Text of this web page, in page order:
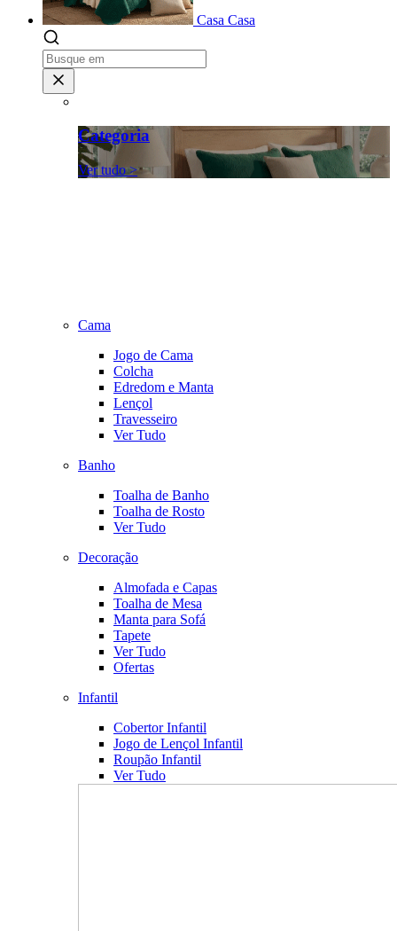
Casa Casa
Categoria
Ver tudo >
Cama
Jogo de Cama
Colcha
Edredom e Manta
Lençol
Travesseiro
Ver Tudo
Banho
Toalha de Banho
Toalha de Rosto
Ver Tudo
Decoração
Almofada e Capas
Toalha de Mesa
Manta para Sofá
Tapete
Ver Tudo
Ofertas
Infantil
Cobertor Infantil
Jogo de Lençol Infantil
Roupão Infantil
Ver Tudo